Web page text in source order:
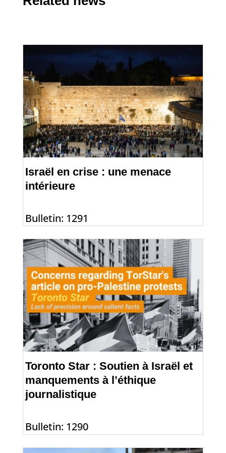
Israël en crise : une menace
intérieure
Bulletin: 1291
Toronto Star : Soutien à Israël et
manquements à l’éthique
journalistique
Bulletin: 1290